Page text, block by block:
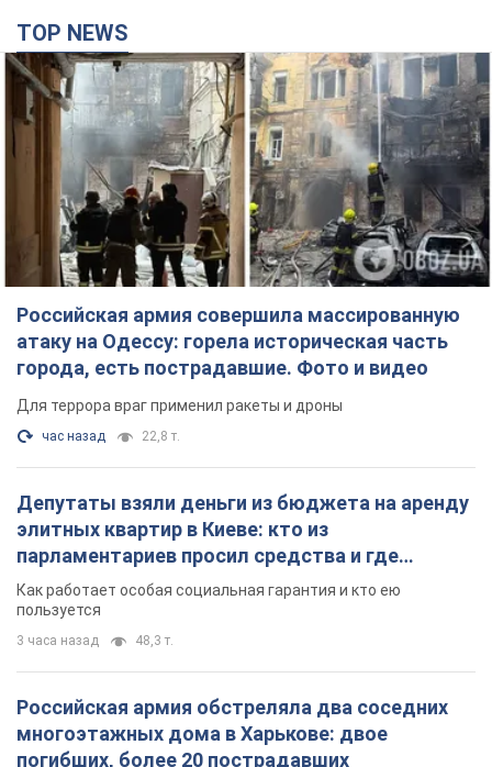
TOP NEWS
Российская армия совершила массированную
атаку на Одессу: горела историческая часть
города, есть пострадавшие. Фото и видео
Для террора враг применил ракеты и дроны
час назад 22,8 т.
Депутаты взяли деньги из бюджета на аренду
элитных квартир в Киеве: кто из
парламентариев просил средства и где
поселился
Как работает особая социальная гарантия и кто ею
пользуется
3 часа назад 48,3 т.
Российская армия обстреляла два соседних
многоэтажных дома в Харькове: двое
погибших, более 20 пострадавших